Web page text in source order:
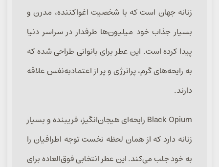
زنانه جهان است که با شخصیت اغواکننده، مدرن و
بسیار جذاب خود میلیون‌ها طرفدار در سراسر دنیا
پیدا کرده است. این عطر برای بانوانی طراحی شده که
به رایحه‌های گرم، پرانرژی و پر از اعتمادبه‌نفس علاقه
دارند.
Black Opium رایحه‌ای هیجان‌انگیز، فریبنده و بسیار
زنانه دارد که از همان لحظه نخست توجه اطرافیان را
به خود جلب می‌کند. این عطر انتخابی فوق‌العاده برای